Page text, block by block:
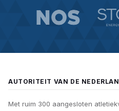
AUTORITEIT VAN DE
Met ruim 300 aangesloten